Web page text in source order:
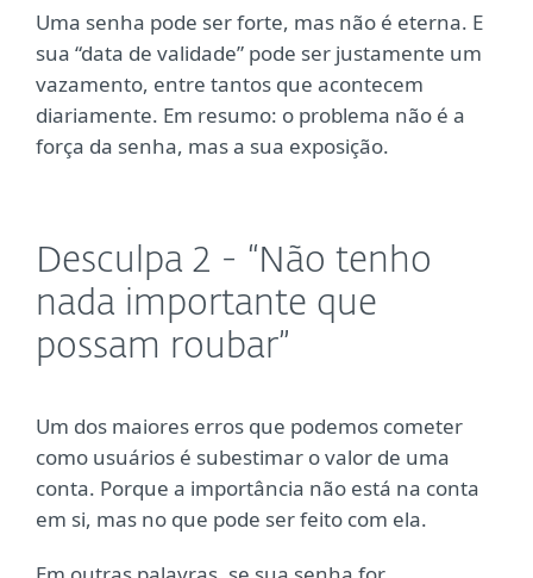
Uma senha pode ser forte, mas não é eterna. E
sua “data de validade” pode ser justamente um
vazamento, entre tantos que acontecem
diariamente. Em resumo: o problema não é a
força da senha, mas a sua exposição.
Desculpa 2 - “Não tenho
nada importante que
possam roubar”
Um dos maiores erros que podemos cometer
como usuários é subestimar o valor de uma
conta. Porque a importância não está na conta
em si, mas no que pode ser feito com ela.